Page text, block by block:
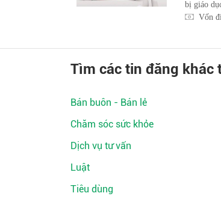
bị giáo
Vốn
Tìm các tin đăng khác
Bán buôn - Bán lẻ
Chăm sóc sức khỏe
Dịch vụ tư vấn
Luật
Tiêu dùng